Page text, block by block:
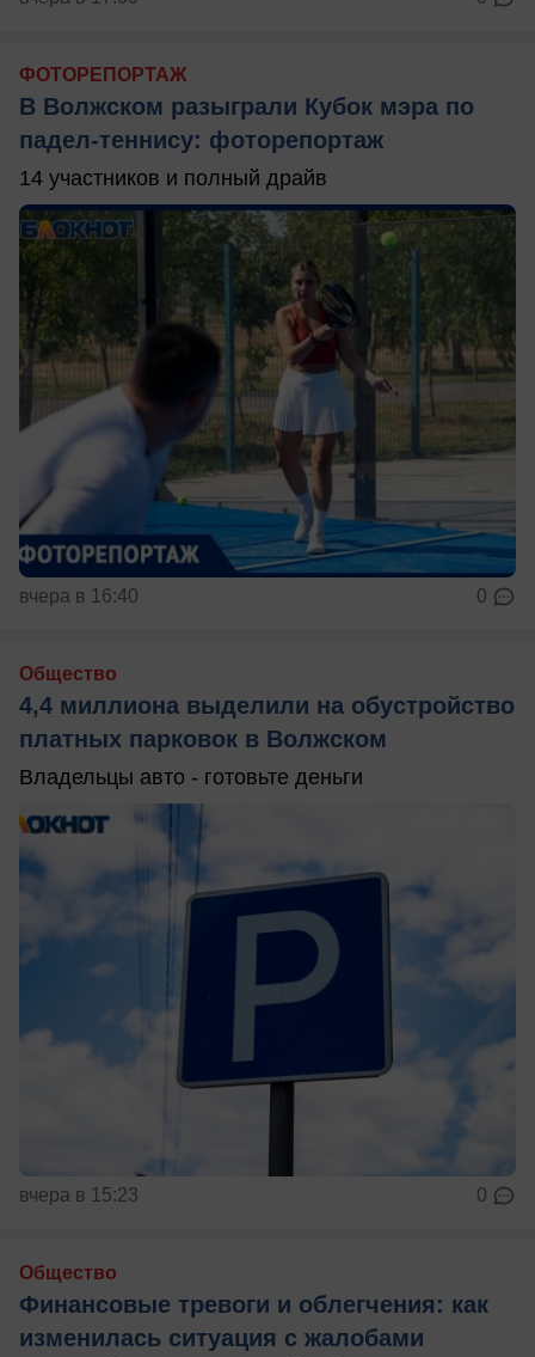
ФОТОРЕПОРТАЖ
В Волжском разыграли Кубок мэра по
падел-теннису: фоторепортаж
14 участников и полный драйв
вчера в 16:40 0
Общество
4,4 миллиона выделили на обустройство
платных парковок в Волжском
Владельцы авто - готовьте деньги
вчера в 15:23 0
Общество
Финансовые тревоги и облегчения: как
изменилась ситуация с жалобами